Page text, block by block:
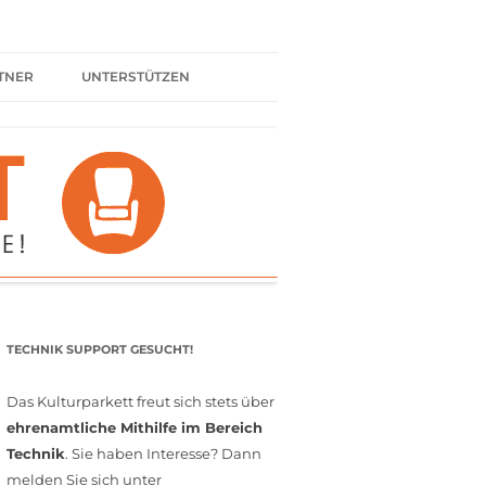
UNTERSTÜTZEN
SPENDEN
FÖRDERMITGLIED WERDEN
MITGLIEDSCHAFT
TECHNIK SUPPORT GESUCHT!
Das Kulturparkett freut sich stets über
ehrenamtliche Mithilfe im Bereich
Technik. Sie haben Interesse? Dann
melden Sie sich unter